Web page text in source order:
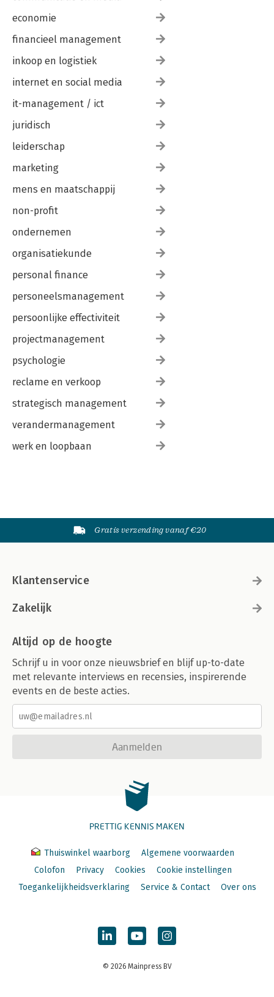
economie
financieel management
inkoop en logistiek
internet en social media
it-management / ict
juridisch
leiderschap
marketing
mens en maatschappij
non-profit
ondernemen
organisatiekunde
personal finance
personeelsmanagement
persoonlijke effectiviteit
projectmanagement
psychologie
reclame en verkoop
strategisch management
verandermanagement
werk en loopbaan
Gratis verzending vanaf €20
Klantenservice
Zakelijk
Altijd op de hoogte
Schrijf u in voor onze nieuwsbrief en blijf up-to-date
met relevante interviews en recensies, inspirerende
events en de beste acties.
Aanmelden
PRETTIG KENNIS MAKEN
Thuiswinkel waarborg
Algemene voorwaarden
Colofon
Privacy Cookies
Cookie instellingen
Toegankelijkheidsverklaring
Service & Contact Over ons
© 2026 Mainpress BV